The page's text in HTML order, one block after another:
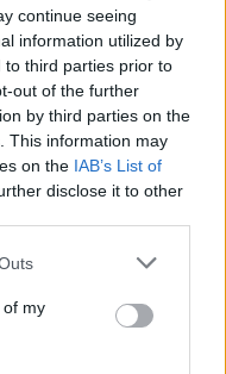
continue seeing
information utilized by
to third parties prior to
out of the further
by third parties on the
This information may
on the IAB’s List of
disclose it to other
of my
Logga in
[+]